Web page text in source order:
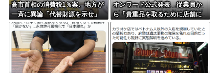
高市首相の消費税1％案、地方が
一斉に異論「代替財源を示せ」
オンワード公式発表 従業員か
ら「貴重品を取るために店舗に
戻った」と連絡があった 戻れ
指示してない